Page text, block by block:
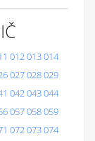
012013014
027028029
042043044
057058059
072073074